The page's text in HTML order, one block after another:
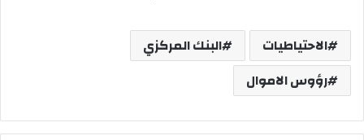
الاحتياطيات
البنك المركزي
رؤوس الاموال